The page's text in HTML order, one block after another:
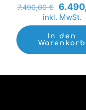
7.490,00€
Preis
war:
inkl. MwSt.
In den
Warenkorb